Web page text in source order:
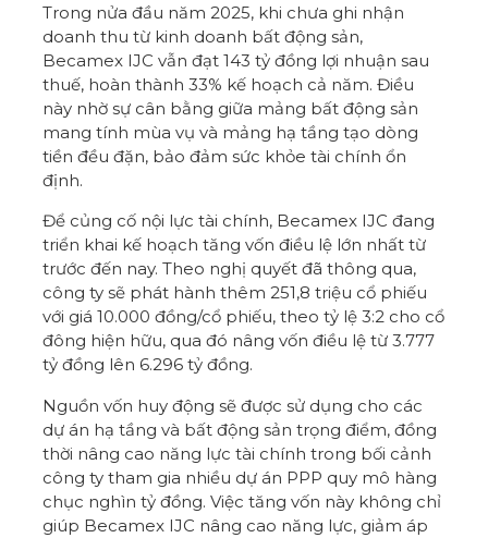
Trong nửa đầu năm 2025, khi chưa ghi nhận
doanh thu từ kinh doanh bất động sản,
Becamex IJC vẫn đạt 143 tỷ đồng lợi nhuận sau
thuế, hoàn thành 33% kế hoạch cả năm. Điều
này nhờ sự cân bằng giữa mảng bất động sản
mang tính mùa vụ và mảng hạ tầng tạo dòng
tiền đều đặn, bảo đảm sức khỏe tài chính ổn
định.
Để củng cố nội lực tài chính, Becamex IJC đang
triển khai kế hoạch tăng vốn điều lệ lớn nhất từ
trước đến nay. Theo nghị quyết đã thông qua,
công ty sẽ phát hành thêm 251,8 triệu cổ phiếu
với giá 10.000 đồng/cổ phiếu, theo tỷ lệ 3:2 cho cổ
đông hiện hữu, qua đó nâng vốn điều lệ từ 3.777
tỷ đồng lên 6.296 tỷ đồng.
Nguồn vốn huy động sẽ được sử dụng cho các
dự án hạ tầng và bất động sản trọng điểm, đồng
thời nâng cao năng lực tài chính trong bối cảnh
công ty tham gia nhiều dự án PPP quy mô hàng
chục nghìn tỷ đồng. Việc tăng vốn này không chỉ
giúp Becamex IJC nâng cao năng lực, giảm áp